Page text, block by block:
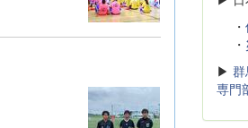
・
・
▶
専門